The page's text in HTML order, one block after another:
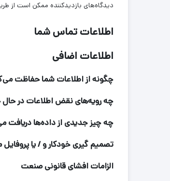
دیدگاه‌های بازدیدکننده ممکن است
اطلاعات تماس شما
اطلاعات اضافی
چگونه از اطلاعات شما حفاظت
چه رویه‌های نقض اطلاعات در حال
چه چیز جدیدی از داده‌ها دریافت
تصمیم گیری خودکار و / یا پروفایل
الزامات افشای قانونی صنعت